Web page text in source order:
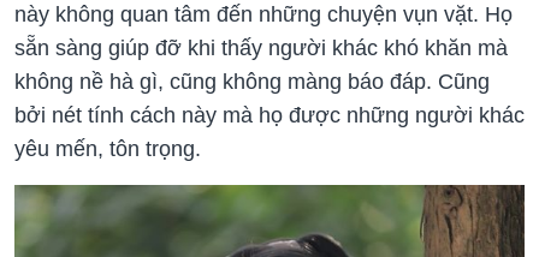
này không quan tâm đến những chuyện vụn vặt. Họ
sẵn sàng giúp đỡ khi thấy người khác khó khăn mà
không nề hà gì, cũng không màng báo đáp. Cũng
bởi nét tính cách này mà họ được những người khác
yêu mến, tôn trọng.